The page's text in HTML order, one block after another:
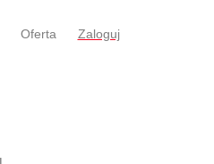
Oferta Zaloguj